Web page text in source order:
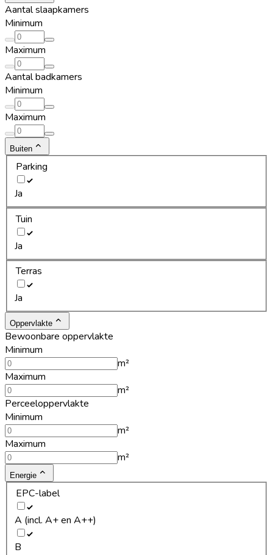
Aantal slaapkamers
Minimum
Maximum
Aantal badkamers
Minimum
Maximum
Buiten
Parking
Ja
Tuin
Ja
Terras
Ja
Oppervlakte
Bewoonbare oppervlakte
Minimum
m²
Maximum
m²
Perceeloppervlakte
Minimum
m²
Maximum
m²
Energie
EPC-label
A (incl. A+ en A++)
B